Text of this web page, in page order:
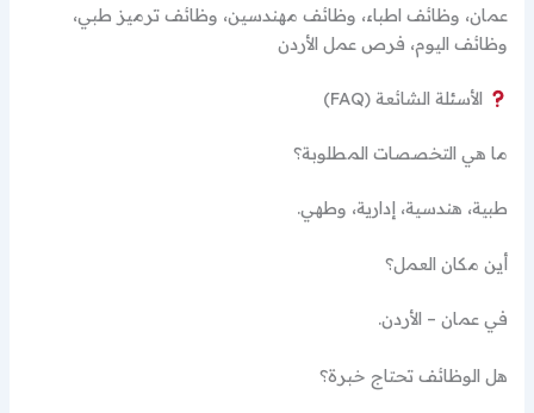
عمان، وظائف اطباء، وظائف مهندسين، وظائف ترميز طبي،
وظائف اليوم، فرص عمل الأردن
الأسئلة الشائعة (FAQ)
ما هي التخصصات المطلوبة؟
طبية، هندسية، إدارية، وطهي.
أين مكان العمل؟
في عمان – الأردن.
هل الوظائف تحتاج خبرة؟